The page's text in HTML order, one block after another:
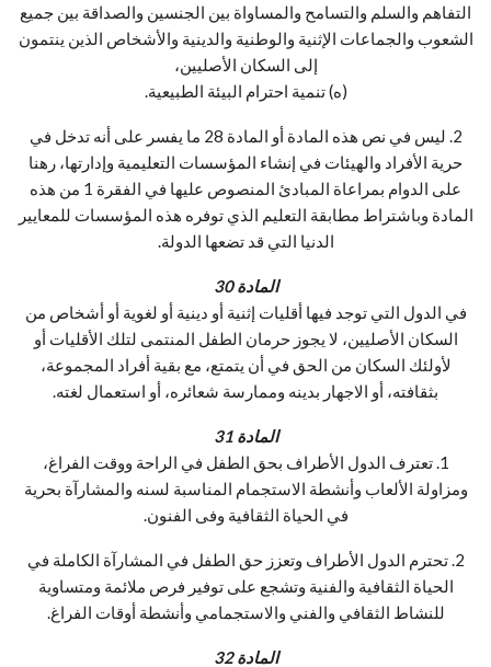
التفاهم والسلم والتسامح والمساواة بين الجنسين والصداقة بين جميع
الشعوب والجماعات الإثنية والوطنية والدينية والأشخاص الذين ينتمون
إلى السكان الأصليين،
(ه) تنمية احترام البيئة الطبيعية.
2. ليس في نص هذه المادة أو المادة 28 ما يفسر على أنه تدخل في
حرية الأفراد والهيئات في إنشاء المؤسسات التعليمية وإدارتها، رهنا
على الدوام بمراعاة المبادئ المنصوص عليها في الفقرة 1 من هذه
المادة وباشتراط مطابقة التعليم الذي توفره هذه المؤسسات للمعايير
الدنيا التي قد تضعها الدولة.
المادة 30
في الدول التي توجد فيها أقليات إثنية أو دينية أو لغوية أو أشخاص من
السكان الأصليين، لا يجوز حرمان الطفل المنتمى لتلك الأقليات أو
لأولئك السكان من الحق في أن يتمتع، مع بقية أفراد المجموعة،
بثقافته، أو الاجهار بدينه وممارسة شعائره، أو استعمال لغته.
المادة 31
1. تعترف الدول الأطراف بحق الطفل في الراحة ووقت الفراغ،
ومزاولة الألعاب وأنشطة الاستجمام المناسبة لسنه والمشارآة بحرية
في الحياة الثقافية وفى الفنون.
2. تحترم الدول الأطراف وتعزز حق الطفل في المشارآة الكاملة في
الحياة الثقافية والفنية وتشجع على توفير فرص ملائمة ومتساوية
للنشاط الثقافي والفني والاستجمامي وأنشطة أوقات الفراغ.
المادة 32